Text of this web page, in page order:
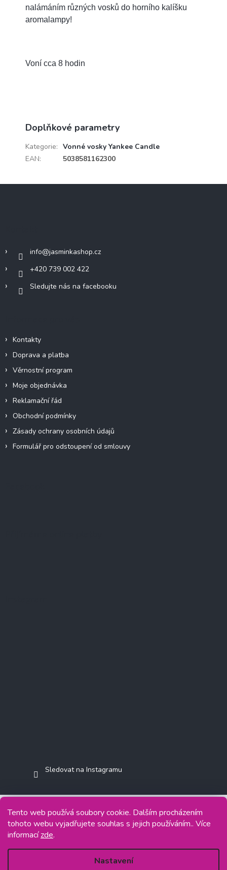
Tento web používá soubory cookie. Dalším procházením
tohoto webu vyjadřujete souhlas s jejich používáním.. Více
informacízde.
Nastavení
nalámáním různých vosků do horního kalíšku
aromalampy!
Voní cca 8 hodin
Doplňkové parametry
Kategorie: Vonné vosky Yankee Candle
EAN: 5038581162300
info@jasminkashop.cz
+420 739 002 422
Sledujte nás na facebooku
Kontakty
Doprava a platba
Věrnostní program
Moje objednávka
Reklamační řád
Obchodní podmínky
Zásady ochrany osobních údajů
Formulář pro odstoupení od smlouvy
Sledovat na Instagramu
Copyright 2026Jasminkashop.cz. Všechna práva vyhrazena.